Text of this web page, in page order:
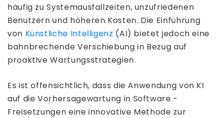
häufig zu Systemausfallzeiten, unzufriedenen
Benutzern und höheren Kosten. Die Einführung
von Künstliche Intelligenz (AI) bietet jedoch eine
bahnbrechende Verschiebung in Bezug auf
proaktive Wartungsstrategien.
Es ist offensichtlich, dass die Anwendung von KI
auf die Vorhersagewartung in Software -
Freisetzungen eine innovative Methode zur